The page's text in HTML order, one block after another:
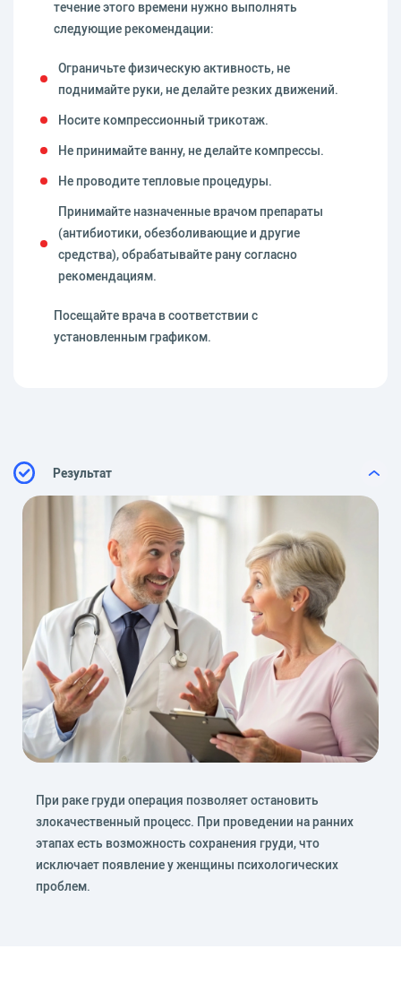
течение этого времени нужно выполнять
следующие рекомендации:
Ограничьте физическую активность, не
поднимайте руки, не делайте резких движений.
Носите компрессионный трикотаж.
Не принимайте ванну, не делайте компрессы.
Не проводите тепловые процедуры.
Принимайте назначенные врачом препараты
(антибиотики, обезболивающие и другие
средства), обрабатывайте рану согласно
рекомендациям.
Посещайте врача в соответствии с
установленным графиком.
Результат
При раке груди операция позволяет остановить
злокачественный процесс. При проведении на ранних
этапах есть возможность сохранения груди, что
исключает появление у женщины психологических
проблем.